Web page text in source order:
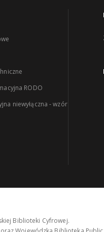
RODO
niewyłączna - wzór
Biblioteki Cyfrowej.